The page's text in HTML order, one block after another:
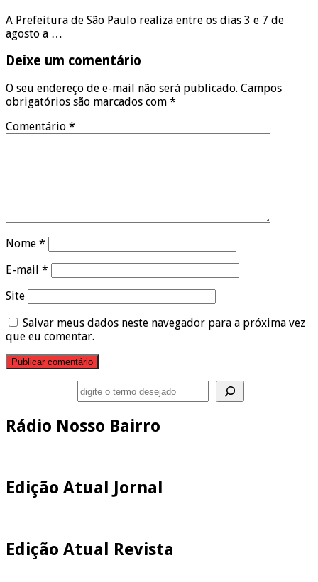
A Prefeitura de São Paulo realiza entre os dias 3 e 7 de
agosto a …
Deixe um comentário
O seu endereço de e-mail não será publicado. Campos
obrigatórios são marcados com *
Comentário *
Nome *
E-mail *
Site
Salvar meus dados neste navegador para a próxima vez
que eu comentar.
Rádio Nosso Bairro
Edição Atual Jornal
Edição Atual Revista